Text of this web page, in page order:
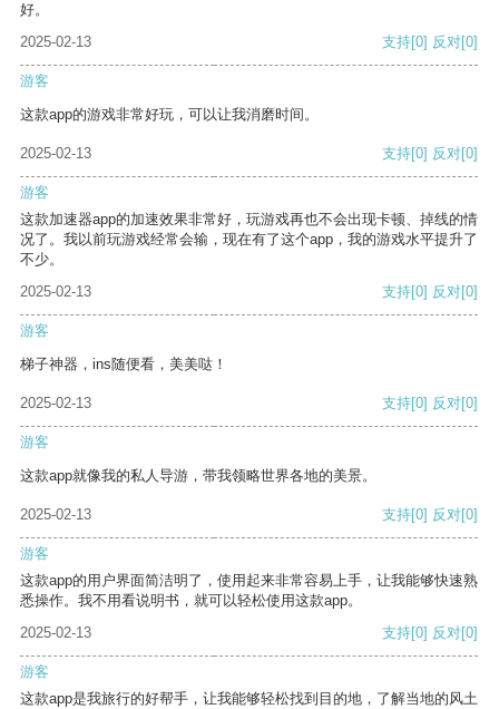
好。
2025-02-13
支持[0] 反对[0]
游客
这款app的游戏非常好玩，可以让我消磨时间。
2025-02-13 支持[0] 反对[0]
游客
这款加速器app的加速效果非常好，玩游戏再也不会出现卡顿、掉线的情
况了。我以前玩游戏经常会输，现在有了这个app，我的游戏水平提升了
不少。
2025-02-13
支持[0] 反对[0]
游客
梯子神器，ins随便看，美美哒！
2025-02-13 支持[0] 反对[0]
游客
这款app就像我的私人导游，带我领略世界各地的美景。
2025-02-13 支持[0] 反对[0]
游客
这款app的用户界面简洁明了，使用起来非常容易上手，让我能够快速熟
悉操作。我不用看说明书，就可以轻松使用这款app。
2025-02-13
支持[0] 反对[0]
游客
这款app是我旅行的好帮手，让我能够轻松找到目的地，了解当地的风土